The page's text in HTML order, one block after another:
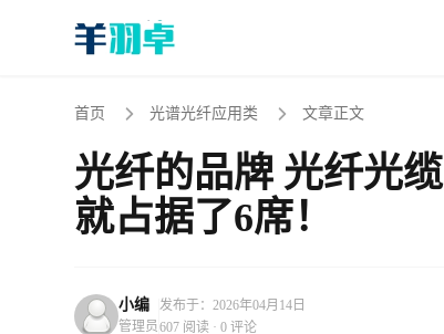
首页 光谱光纤应用类 文章正文
光纤的品牌 光纤光
就占据了6席！
小编
管理员
发布于：2026年04月14日
607 阅读 · 0 评论